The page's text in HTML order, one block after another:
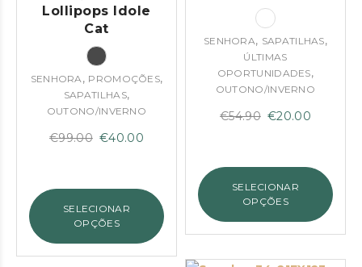
Lollipops Idole
Cat
SENHORA, PROMOÇÕES,
SAPATILHAS,
OUTONO/INVERNO
€99.00 O
€99.00.
€40.00
é:
€40.00.
SELECIONAR
OPÇÕES
SENHORA, SAPATILHAS,
ÚLTIMAS
OPORTUNIDADES,
OUTONO/INVERNO
€54.90 O
€54.90.
€20.00
é:
€20.00.
SELECIONAR
OPÇÕES